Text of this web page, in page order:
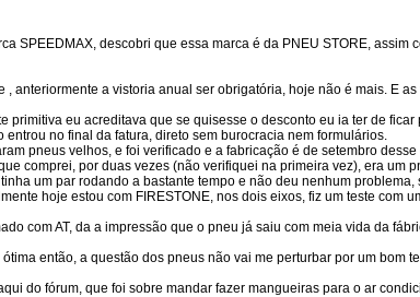
SPEEDMAX, descobri que essa marca é da PNEU STORE, assim
anteriormente a vistoria anual ser obrigatória, hoje não é mais. E
eu acreditava que se quisesse o desconto eu ia ter de
no final da fatura, direto sem burocracia nem formulários.
pneus velhos, e foi verificado e a fabricação é de setembro
comprei, por duas vezes (não verifiquei na primeira vez), era um
um par rodando a bastante tempo e não deu nenhum
hoje estou com FIRESTONE, nos dois eixos, fiz um teste com
com AT, da a impressão que o pneu já saiu com meia vida da
então, a questão dos pneus não vai me perturbar por um bom
do fórum, que foi sobre mandar fazer mangueiras para o ar